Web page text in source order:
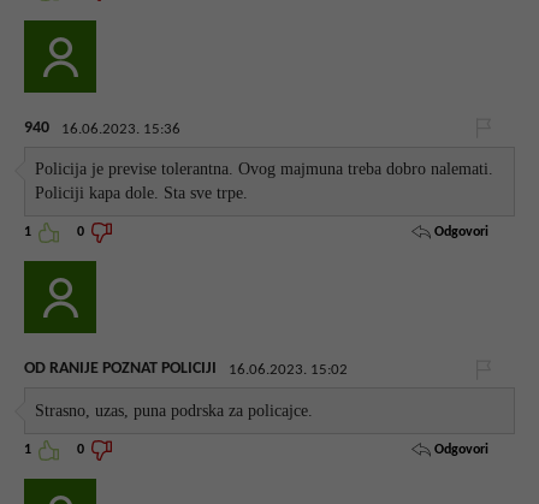
940 16.06.2023. 15:36
Policija je previse tolerantna. Ovog majmuna treba dobro nalemati.
Policiji kapa dole. Sta sve trpe.
1 0 Odgovori
OD RANIJE POZNAT POLICIJI 16.06.2023. 15:02
Strasno, uzas, puna podrska za policajce.
1 0 Odgovori